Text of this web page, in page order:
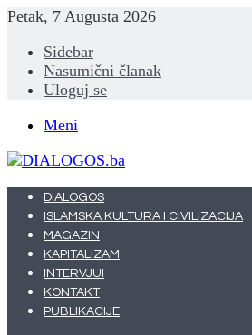
Petak, 7 Augusta 2026
Sidebar
Nasumični članak
Uloguj se
Meni
DIALOGOS
ISLAMSKA KULTURA I CIVILIZACIJA
MAGAZIN
KAPITALIZAM
INTERVJUI
KONTAKT
PUBLIKACIJE